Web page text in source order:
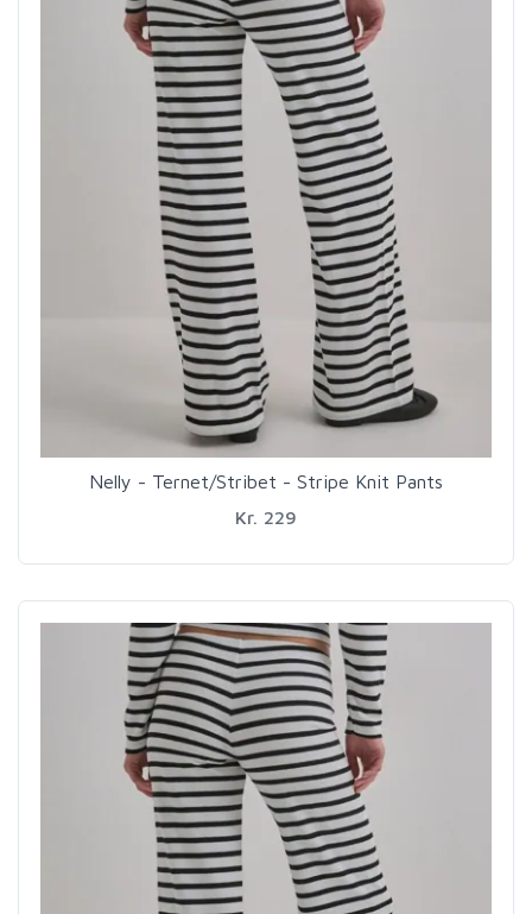
Nelly - Ternet/Stribet - Stripe Knit Pants
Kr. 229